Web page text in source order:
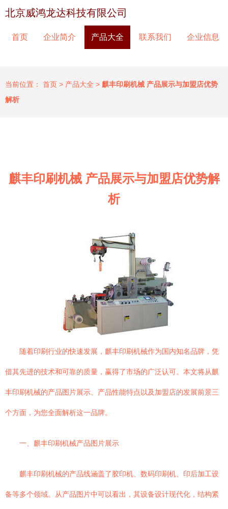
北京威鸿龙达科技有限公司
首页 企业简介 产品大全 联系我们 企业信息
当前位置： 首页 > 产品大全 > 麒丰印刷机械 产品展示与加盟店优势
解析
麒丰印刷机械 产品展示与加盟店优势解
析
随着印刷行业的快速发展，麒丰印刷机械作为国内知名品牌，凭
借其先进的技术和可靠的质量，赢得了市场的广泛认可。本文将从麒
丰印刷机械的产品图片展示、产品性能特点以及加盟店的发展前景三
个方面，为您全面解析这一品牌。
一、麒丰印刷机械产品图片展示
麒丰印刷机械的产品线涵盖了胶印机、数码印刷机、印后加工设
备等多个领域。从产品图片中可以看出，其设备设计现代化，结构紧